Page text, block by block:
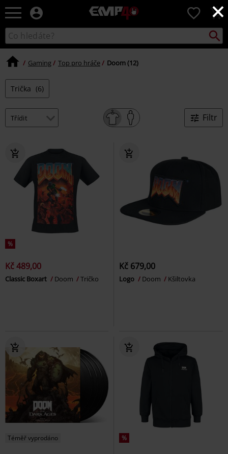
×
EMP
Hudba,
filmy
&
Alternativní
móda
0
Katalog
vyhledávání
Gaming Top pro hráče Doom (12)
Trička (6)
Filtr
%
Kč 489,00
Classic Boxart Doom Tričko
Kč 679,00
Logo Doom Kšiltovka
Téměř vyprodáno %